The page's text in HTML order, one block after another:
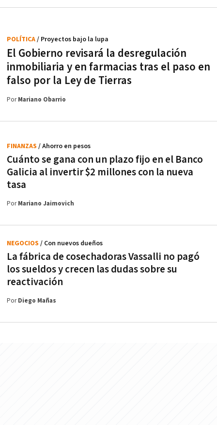
El Gobierno revisará la desregulación
inmobiliaria y en farmacias tras el paso en
falso por la Ley de Tierras
POLÍTICA/ Proyectos bajo la lupa
PorMariano Obarrio
Cuánto se gana con un plazo fijo en el Banco
Galicia al invertir $2 millones con la nueva
tasa
FINANZAS / Ahorro en pesos
PorMariano Jaimovich
La fábrica de cosechadoras Vassalli no pagó
los sueldos y crecen las dudas sobre su
reactivación
NEGOCIOS / Con nuevos dueños
PorDiego Mañas